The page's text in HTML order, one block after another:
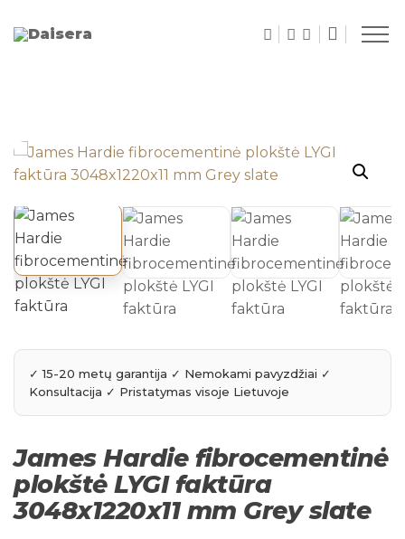
James Hardie fibrocementinė
plokštė LYGI faktūra
3048x1220x11 mm Grey slate